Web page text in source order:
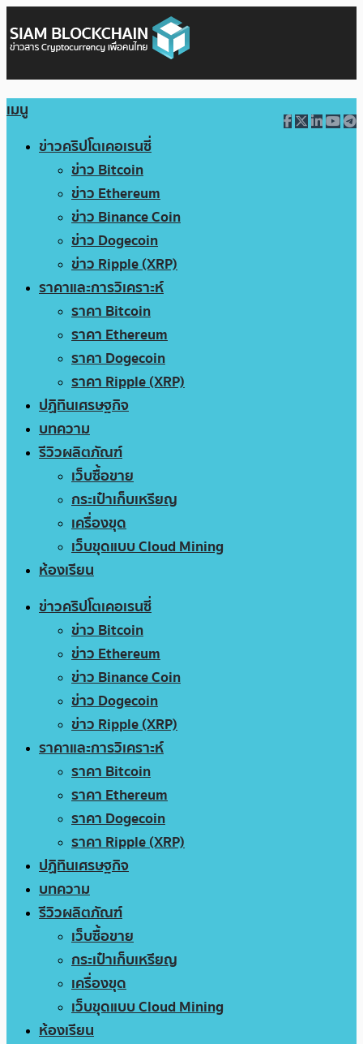
เมนู
ข่าวคริปโตเคอเรนซี่
ข่าว Bitcoin
ข่าว Ethereum
ข่าว Binance Coin
ข่าว Dogecoin
ข่าว Ripple (XRP)
ราคาและการวิเคราะห์
ราคา Bitcoin
ราคา Ethereum
ราคา Dogecoin
ราคา Ripple (XRP)
ปฏิทินเศรษฐกิจ
บทความ
รีวิวผลิตภัณฑ์
เว็บซื้อขาย
กระเป๋าเก็บเหรียญ
เครื่องขุด
เว็บขุดแบบ Cloud Mining
ห้องเรียน
ข่าวคริปโตเคอเรนซี่
ข่าว Bitcoin
ข่าว Ethereum
ข่าว Binance Coin
ข่าว Dogecoin
ข่าว Ripple (XRP)
ราคาและการวิเคราะห์
ราคา Bitcoin
ราคา Ethereum
ราคา Dogecoin
ราคา Ripple (XRP)
ปฏิทินเศรษฐกิจ
บทความ
รีวิวผลิตภัณฑ์
เว็บซื้อขาย
กระเป๋าเก็บเหรียญ
เครื่องขุด
เว็บขุดแบบ Cloud Mining
ห้องเรียน